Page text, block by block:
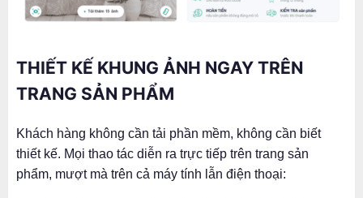
THIẾT KẾ KHUNG ẢNH NGAY TRÊN
TRANG SẢN PHẨM
Khách hàng không cần tải phần mềm, không cần biết
thiết kế. Mọi thao tác diễn ra trực tiếp trên trang sản
phẩm, mượt mà trên cả máy tính lẫn điện thoại: